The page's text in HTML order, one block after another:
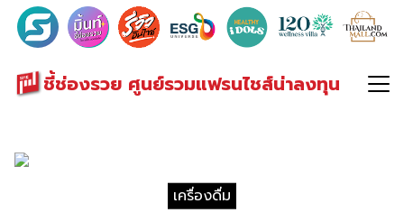
ชี้ช่องรวย ศูนย์รวมแฟรนไชส์น่าลงทุน
Search
for:
เครื่องดื่ม